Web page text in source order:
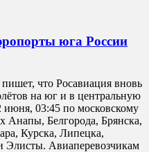
юга России
что Росавиация вновь
на юг и в центральную
июня, 03:45 по московскому
Анапы, Белгорода, Брянска,
Курска, Липецка,
Элисты. Авиаперевозчикам